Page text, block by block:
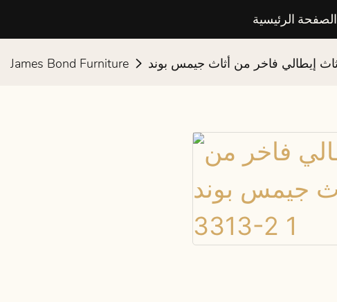
الصفحة الرئيسية
James Bond Furniture